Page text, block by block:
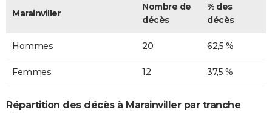
Marainviller
Nombre de
décès
% des
décès
Hommes 20 62,5 %
Femmes 12 37,5 %
Répartition des décès à Marainviller par tranche